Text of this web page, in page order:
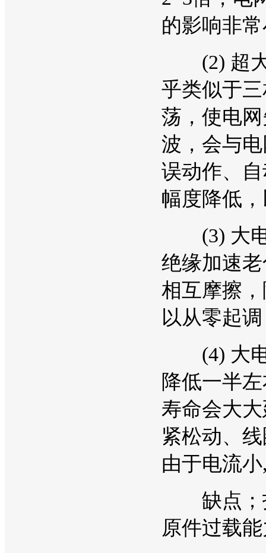
的影响非
(2) 超大
乎类似于
荡，使电
波，会与
误动作、
幅度降低
(3) 大电
绝缘加速
相互摩擦
以从零起
(4) 大电
降低一半
寿命会大
紧松动、
由于电流
缺点；投
原件过载